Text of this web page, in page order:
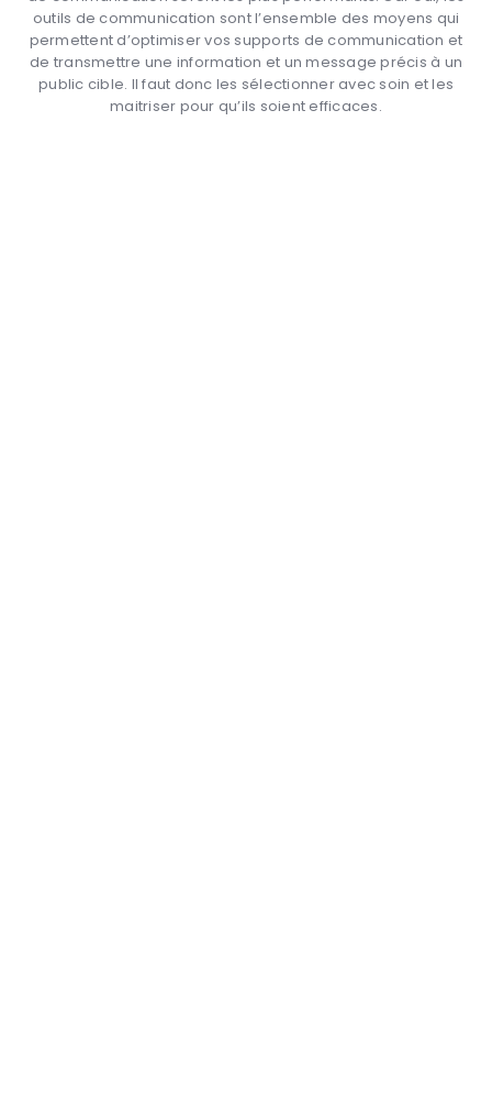
outils de communication sont l’ensemble des moyens qui
permettent d’optimiser vos supports de communication et
de transmettre une information et un message précis à un
public cible. Il faut donc les sélectionner avec soin et les
maitriser pour qu’ils soient efficaces.